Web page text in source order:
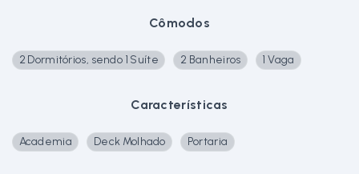
Cômodos
2 Dormitórios, sendo 1 Suíte 2 Banheiros 1 Vaga
Características
Academia Deck Molhado Portaria